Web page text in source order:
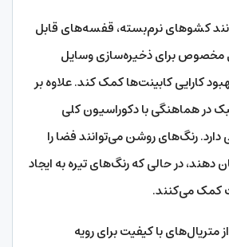
کشوهای نرم‌بسته، قفسه‌های قابل
مخصوص برای ذخیره‌سازی وسایل
کارایی کابینت‌ها کمک کند. علاوه بر
در هماهنگی با دکوراسیون کلی
رنگ‌های روشن می‌توانند فضا را
دهند، در حالی که رنگ‌های تیره به ایجاد
می‌کنند.
متریال‌های با کیفیت برای رویه